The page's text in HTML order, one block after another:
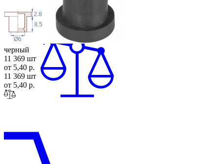
Ø6
2.8
8.5
черный
11 369 шт
от 5,40 р.
11 369 шт
от 5,40 р.